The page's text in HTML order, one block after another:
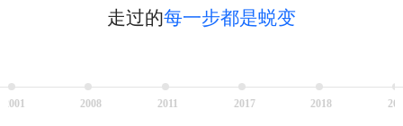
走过的每一步都是蜕变
2001 2008 2011 2017 2018